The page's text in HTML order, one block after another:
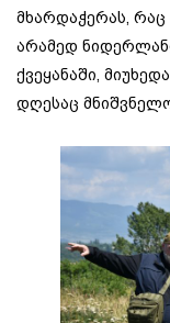
მხარდაჭერას,
არამედ
ქვეყანაში,
დღესაც